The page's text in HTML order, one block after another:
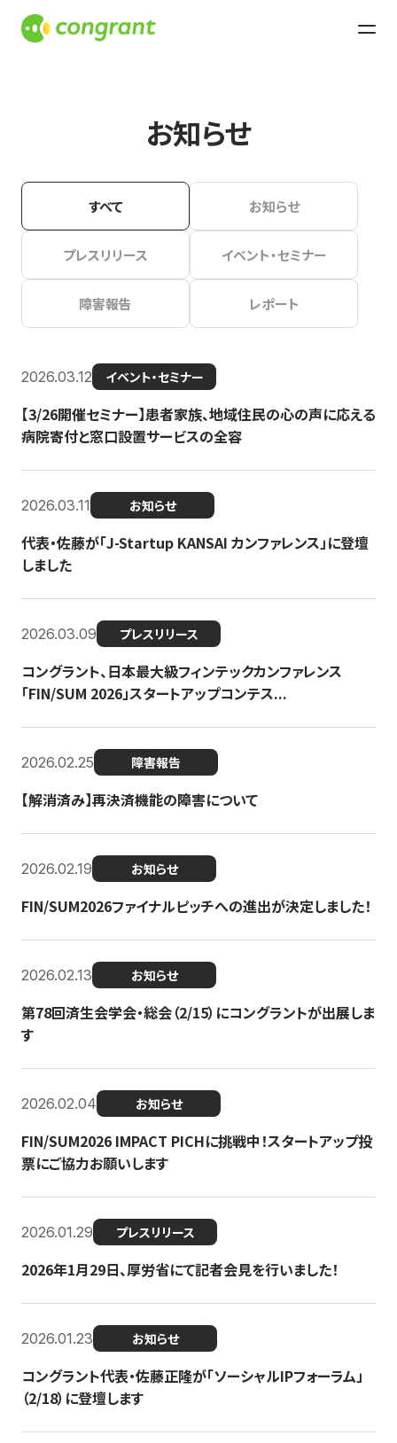
お知らせ
すべて お知らせ
プレスリリース イベント・セミナー
障害報告 レポート
2026.03.12 イベント・セミナー
【3/26開催セミナー】患者家族、地域住民の心の声に応える
病院寄付と窓口設置サービスの全容
2026.03.11 お知らせ
代表・佐藤が「J-Startup KANSAI カンファレンス」に登壇
しました
2026.03.09 プレスリリース
コングラント、日本最大級フィンテックカンファレンス
「FIN/SUM 2026」スタートアップコンテス...
2026.02.25 障害報告
【解消済み】再決済機能の障害について
2026.02.19 お知らせ
FIN/SUM2026ファイナルピッチへの進出が決定しました！
2026.02.13 お知らせ
第78回済生会学会・総会（2/15）にコングラントが出展しま
す
2026.02.04 お知らせ
FIN/SUM2026 IMPACT PICHに挑戦中！スタートアップ投
票にご協力お願いします
2026.01.29 プレスリリース
2026年1月29日、厚労省にて記者会見を行いました！
2026.01.23 お知らせ
コングラント代表・佐藤正隆が「ソーシャルIPフォーラム」
（2/18）に登壇します